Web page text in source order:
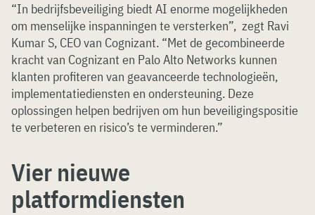
“In bedrijfsbeveiliging biedt AI enorme mogelijkheden
om menselijke inspanningen te versterken”, zegt Ravi
Kumar S, CEO van Cognizant. “Met de gecombineerde
kracht van Cognizant en Palo Alto Networks kunnen
klanten profiteren van geavanceerde technologieën,
implementatiediensten en ondersteuning. Deze
oplossingen helpen bedrijven om hun beveiligingspositie
te verbeteren en risico’s te verminderen.”
Vier nieuwe
platformdiensten